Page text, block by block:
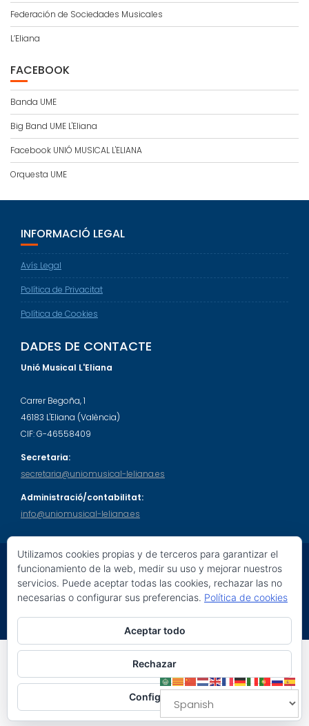
Federación de Sociedades Musicales
L’Eliana
FACEBOOK
Banda UME
Big Band UME L'Eliana
Facebook UNIÓ MUSICAL L'ELIANA
Orquesta UME
INFORMACIÓ LEGAL
Avís Legal
Política de Privacitat
Política de Cookies
DADES DE CONTACTE
Unió Musical L'Eliana
Carrer Begoña, 1
46183 L'Eliana (València)
CIF: G-46558409
Secretaria:
secretaria@uniomusical-leliana.es
Administració/contabilitat:
info@uniomusical-leliana.es
© 2026 Unió Musical L'Eliana. Tots els drets reservats.
Education Base porAcme Themes
Social Share Buttons and Iconspowered by Ultimatelysocial
Utilizamos cookies propias y de terceros para garantizar el
funcionamiento de la web, medir su uso y mejorar nuestros
servicios. Puede aceptar todas las cookies, rechazar las no
necesarias o configurar sus preferencias. Política de cookies
Aceptar todo
Rechazar
Configurar